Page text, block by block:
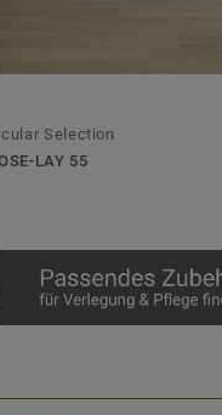
Selection
LAY 55